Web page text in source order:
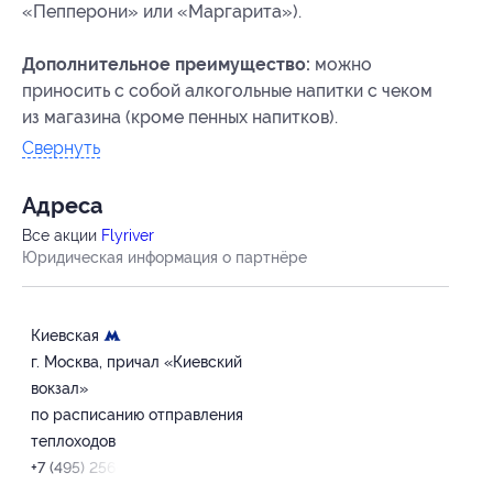
«Пепперони» или «Маргарита»).
Дополнительное преимущество: можно
приносить с собой алкогольные напитки с чеком
из магазина (кроме пенных напитков).
Свернуть
Адресa
Все акции Flyriver
Юридическая информация о партнёре
Киевская
г. Москва, причал «Киевский
вокзал»
по расписанию отправления
теплоходов
+7 (495) 256-12-06